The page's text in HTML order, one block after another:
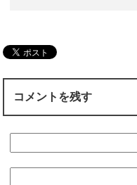
コメントを残す